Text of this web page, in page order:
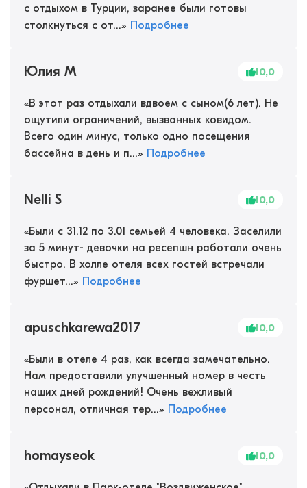
с отдыхом в Турции, заранее были готовы
столкнуться с от...» Подробнее
Юлия М 10,0
«В этот раз отдыхали вдвоем с сыном(6 лет). Не
ощутили ограничений, вызванных ковидом.
Всего один минус, только одно посещения
бассейна в день и п...» Подробнее
Nelli S 10,0
«Были с 31.12 по 3.01 семьей 4 человека. Заселили
за 5 минут- девочки на ресепшн работали очень
быстро. В холле отеля всех гостей встречали
фуршет...» Подробнее
apuschkarewa2017 10,0
«Были в отеле 4 раз, как всегда замечательно.
Нам предоставили улучшенный номер в честь
наших дней рождений! Очень вежливый
персонал, отличная тер...» Подробнее
homayseok 10,0